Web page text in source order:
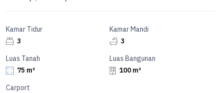
Kamar Tidur
3
Kamar Mandi
3
Luas Tanah
75 m²
Luas Bangunan
100 m²
Carport